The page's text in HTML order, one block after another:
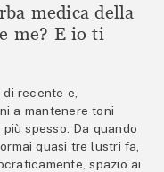
medica della
me? E io ti
recente e,
a mantenere toni
spesso. Da quando
quasi tre lustri fa,
spazio ai